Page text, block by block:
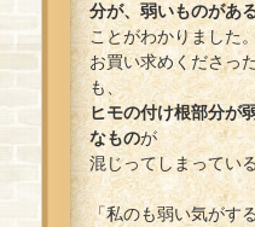
分が、弱いものがあ
ことがわかりました
お買い求めくださっ
も、
ヒモの付け根部分が
なものが
混じってしまってい
「私のも弱い気がす